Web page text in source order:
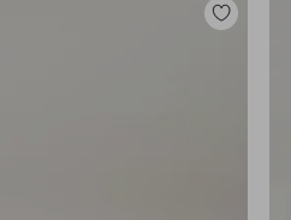
Toevoegen